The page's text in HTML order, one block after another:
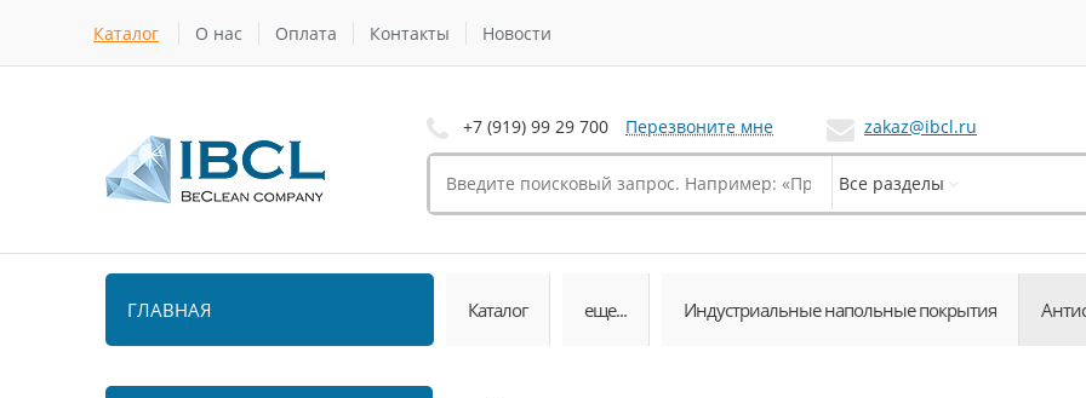
Каталог О нас Оплата Контакты Новости
+7 (919) 99 29 700 Перезвоните мне zakaz@ibcl.ru
Все разделы
ГЛАВНАЯ Каталог еще... Индустриальные напольные покрытия